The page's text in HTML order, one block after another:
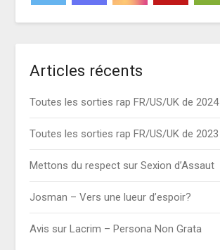
Articles récents
Toutes les sorties rap FR/US/UK de 2024
Toutes les sorties rap FR/US/UK de 2023
Mettons du respect sur Sexion d’Assaut
Josman – Vers une lueur d’espoir?
Avis sur Lacrim – Persona Non Grata